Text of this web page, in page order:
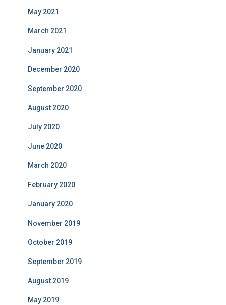
May 2021
March 2021
January 2021
December 2020
September 2020
August 2020
July 2020
June 2020
March 2020
February 2020
January 2020
November 2019
October 2019
September 2019
August 2019
May 2019